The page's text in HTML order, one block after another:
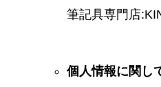
筆記具専門店
個人情報に関し